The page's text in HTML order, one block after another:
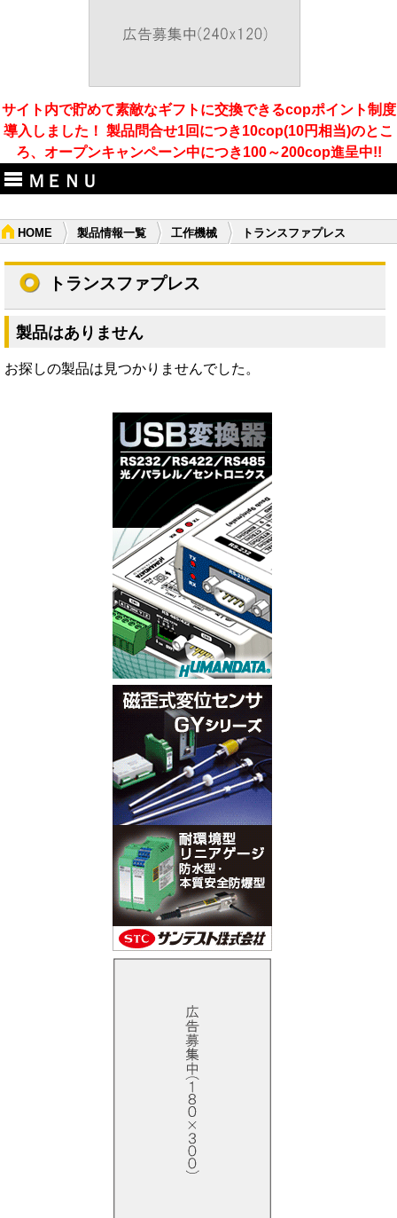
サイト内で貯めて素敵なギフトに交換できるcopポイント制度
導入しました！ 製品問合せ1回につき10cop(10円相当)のとこ
ろ、オープンキャンペーン中につき100～200cop進呈中!!
ＭＥＮＵ
HOME 製品情報一覧 工作機械 トランスファプレス
トランスファプレス
製品はありません
お探しの製品は見つかりませんでした。